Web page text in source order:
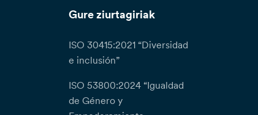
Gure ziurtagiriak
ISO 30415:2021 “Diversidad
e inclusión”
ISO 53800:2024 “Igualdad
de Género y